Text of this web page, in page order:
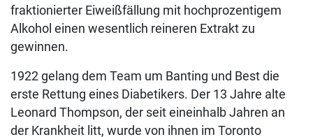
fraktionierter Eiweißfällung mit hochprozentigem
Alkohol einen wesentlich reineren Extrakt zu
gewinnen.
1922 gelang dem Team um Banting und Best die
erste Rettung eines Diabetikers. Der 13 Jahre alte
Leonard Thompson, der seit eineinhalb Jahren an
der Krankheit litt, wurde von ihnen im Toronto